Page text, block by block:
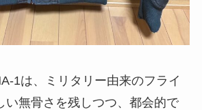
1は、ミリタリー由来のフライ
い無骨さを残しつつ、都会的で